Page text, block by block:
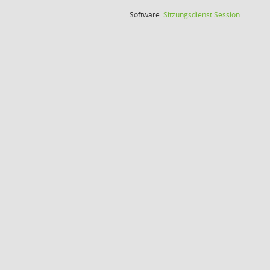
Software:SitzungsdienstSession(Wird in